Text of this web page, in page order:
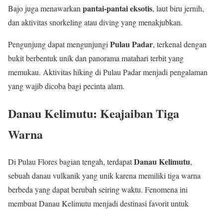
Bajo juga menawarkan pantai-pantai eksotis, laut biru jernih,
dan aktivitas snorkeling atau diving yang menakjubkan.
Pengunjung dapat mengunjungi Pulau Padar, terkenal dengan
bukit berbentuk unik dan panorama matahari terbit yang
memukau. Aktivitas hiking di Pulau Padar menjadi pengalaman
yang wajib dicoba bagi pecinta alam.
Danau Kelimutu: Keajaiban Tiga
Warna
Di Pulau Flores bagian tengah, terdapatDanau Kelimutu,
sebuah danau vulkanik yang unik karena memiliki tiga warna
berbeda yang dapat berubah seiring waktu. Fenomena ini
membuat Danau Kelimutu menjadi destinasi favorit untuk